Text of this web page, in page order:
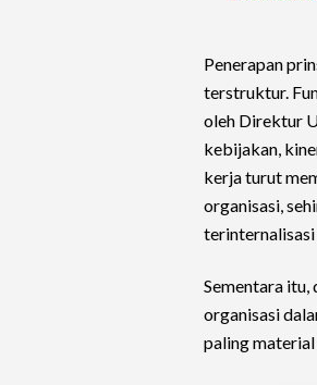
Penerapan
terstruktur.
oleh Direktur
kebijakan,
kerja turut
organisasi,
terinternalisasi
Sementara
organisasi
paling material